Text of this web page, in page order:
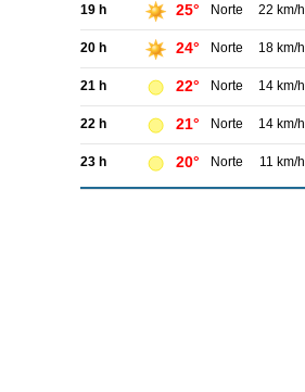
19 h 25° Norte 22 km/h
20 h 24° Norte 18 km/h
21 h 22° Norte 14 km/h
22 h 21° Norte 14 km/h
23 h 20° Norte 11 km/h